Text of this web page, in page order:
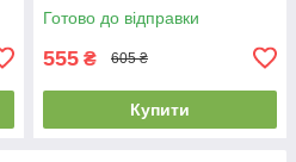
Готово до відправки
555 ₴ 605 ₴
Купити